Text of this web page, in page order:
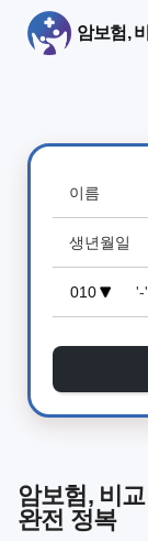
암보험,
암보험, 비
완전 정복